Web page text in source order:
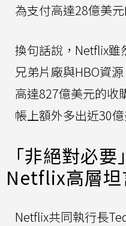
為支付高達28億美
換句話說，Netflix雖
兄弟片廠與HBO資
高達827億美元的收
帳上額外多出近30
「非絕對必要
Netflix高層坦
Netflix共同執行長